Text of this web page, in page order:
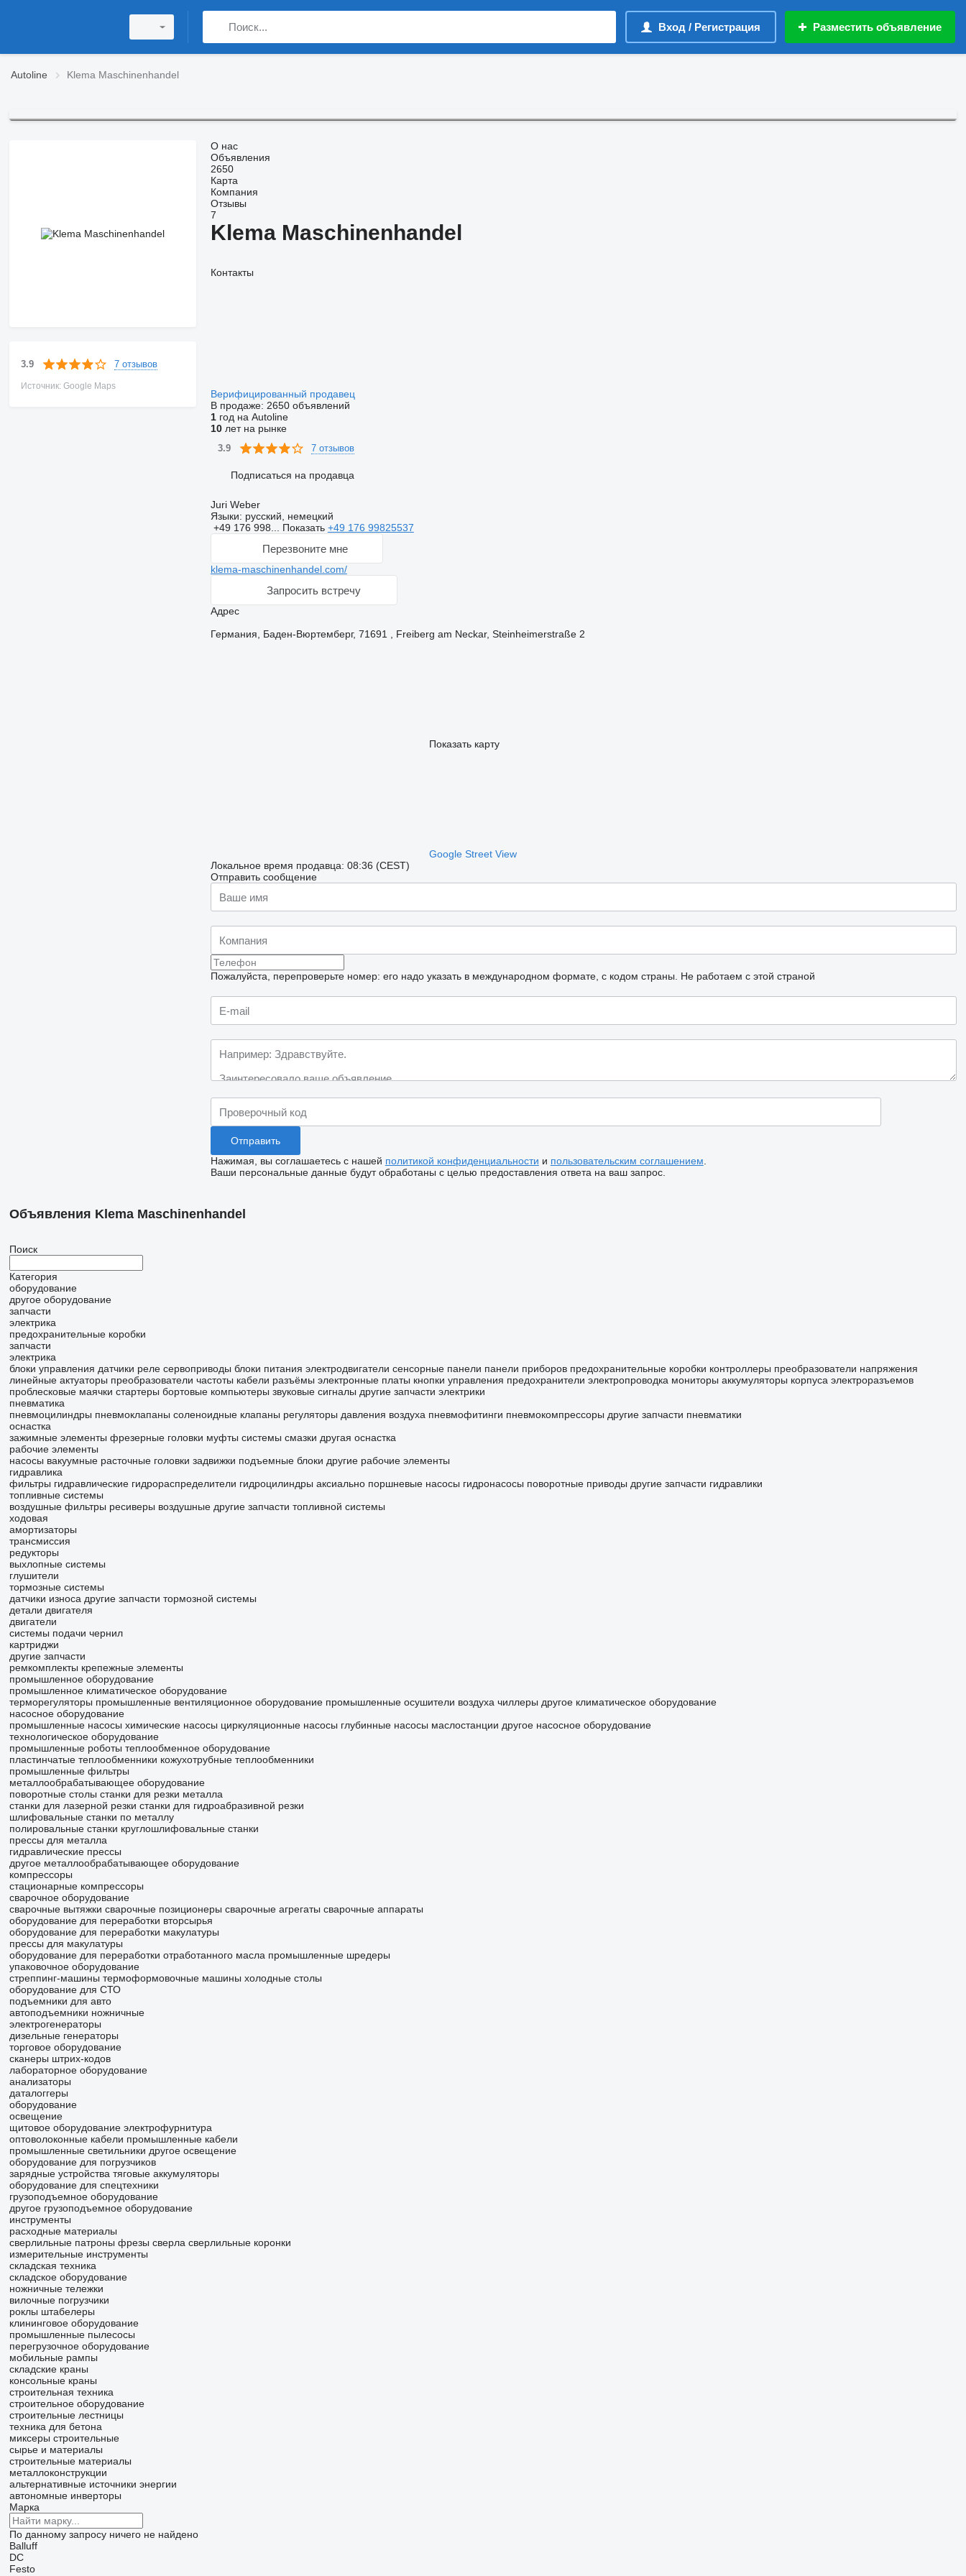
Вход / Регистрация Разместить объявление
Autoline Klema Maschinenhandel
3.9 7 отзывов
Источник: Google Maps
О нас
Объявления
2650
Карта
Компания
Отзывы
7
Klema Maschinenhandel
Контакты
Верифицированный продавец
В продаже: 2650 объявлений
1год на Autoline
10лет на рынке
3.9 7 отзывов
Подписаться на продавца
Juri Weber
Языки: русский, немецкий
+49 176 998... Показать +49 176 99825537
Перезвоните мне
klema-maschinenhandel.com/
Запросить встречу
Адрес
Германия, Баден-Вюртемберг, 71691 , Freiberg am Neckar, Steinheimerstraße 2
Показать карту
Google Street View
Локальное время продавца: 08:36 (CEST)
Отправить сообщение
Пожалуйста, перепроверьте номер: его надо указать в международном формате, с кодом страны. Не работаем с этой страной
Нажимая, вы соглашаетесь с нашей политикой конфиденциальности и пользовательским соглашением
Ваши персональные данные будут обработаны с целью предоставления ответа на ваш запрос.
Объявления Klema Maschinenhandel
Поиск
Категория
оборудование
другое оборудование
запчасти
электрика
предохранительные коробки
запчасти
электрика
блоки управления датчики реле сервоприводы блоки питания электродвигатели сенсорные панели панели приборов предохранительные коробки контроллеры преобразователи напряжения
линейные актуаторы преобразователи частоты кабели разъёмы электронные платы кнопки управления предохранители электропроводка мониторы аккумуляторы корпуса электроразъемов
проблесковые маячки стартеры бортовые компьютеры звуковые сигналы другие запчасти электрики
пневматика
пневмоцилиндры пневмоклапаны соленоидные клапаны регуляторы давления воздуха пневмофитинги пневмокомпрессоры другие запчасти пневматики
оснастка
зажимные элементы фрезерные головки муфты системы смазки другая оснастка
рабочие элементы
насосы вакуумные расточные головки задвижки подъемные блоки другие рабочие элементы
гидравлика
фильтры гидравлические гидрораспределители гидроцилиндры аксиально поршневые насосы гидронасосы поворотные приводы другие запчасти гидравлики
топливные системы
воздушные фильтры ресиверы воздушные другие запчасти топливной системы
ходовая
амортизаторы
трансмиссия
редукторы
выхлопные системы
глушители
тормозные системы
датчики износа другие запчасти тормозной системы
детали двигателя
двигатели
системы подачи чернил
картриджи
другие запчасти
ремкомплекты крепежные элементы
промышленное оборудование
промышленное климатическое оборудование
терморегуляторы промышленные вентиляционное оборудование промышленные осушители воздуха чиллеры другое климатическое оборудование
насосное оборудование
промышленные насосы химические насосы циркуляционные насосы глубинные насосы маслостанции другое насосное оборудование
технологическое оборудование
промышленные роботы теплообменное оборудование
пластинчатые теплообменники кожухотрубные теплообменники
промышленные фильтры
металлообрабатывающее оборудование
поворотные столы станки для резки металла
станки для лазерной резки станки для гидроабразивной резки
шлифовальные станки по металлу
полировальные станки круглошлифовальные станки
прессы для металла
гидравлические прессы
другое металлообрабатывающее оборудование
компрессоры
стационарные компрессоры
сварочное оборудование
сварочные вытяжки сварочные позиционеры сварочные агрегаты сварочные аппараты
оборудование для переработки вторсырья
оборудование для переработки макулатуры
прессы для макулатуры
оборудование для переработки отработанного масла промышленные шредеры
упаковочное оборудование
стреппинг-машины термоформовочные машины холодные столы
оборудование для СТО
подъемники для авто
автоподъемники ножничные
электрогенераторы
дизельные генераторы
торговое оборудование
сканеры штрих-кодов
лабораторное оборудование
анализаторы
даталоггеры
оборудование
освещение
щитовое оборудование электрофурнитура
оптоволоконные кабели промышленные кабели
промышленные светильники другое освещение
оборудование для погрузчиков
зарядные устройства тяговые аккумуляторы
оборудование для спецтехники
грузоподъемное оборудование
другое грузоподъемное оборудование
инструменты
расходные материалы
сверлильные патроны фрезы сверла сверлильные коронки
измерительные инструменты
складская техника
складское оборудование
ножничные тележки
вилочные погрузчики
роклы штабелеры
клининговое оборудование
промышленные пылесосы
перегрузочное оборудование
мобильные рампы
складские краны
консольные краны
строительная техника
строительное оборудование
строительные лестницы
техника для бетона
миксеры строительные
сырье и материалы
строительные материалы
металлоконструкции
альтернативные источники энергии
автономные инверторы
Марка
По данному запросу ничего не найдено
Balluff
DC
Festo